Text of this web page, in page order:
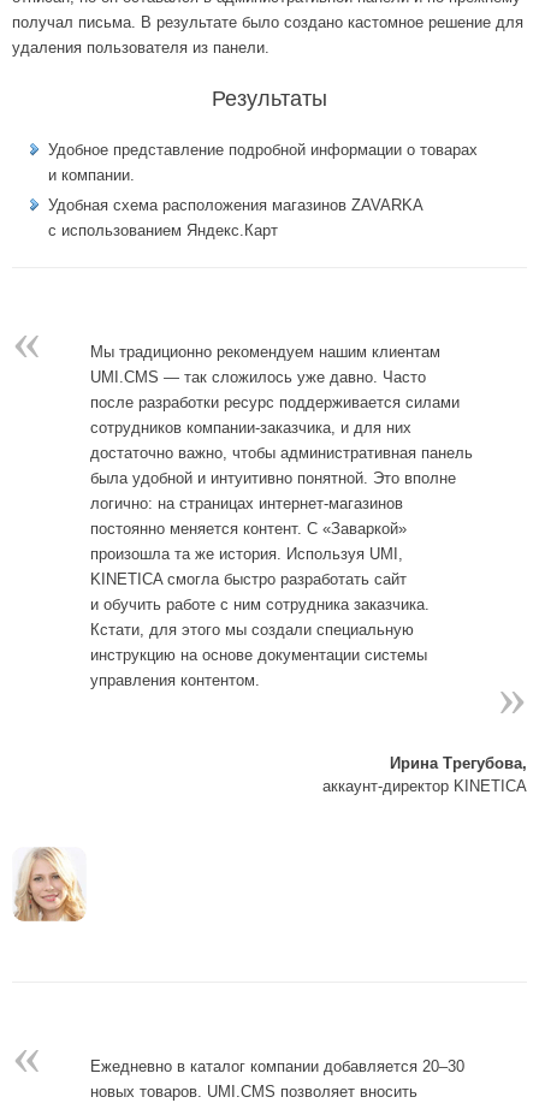
получал письма. В результате было создано кастомное решение для
удаления пользователя из панели.
Результаты
Удобное представление подробной информации о товарах
и компании.
Удобная схема расположения магазинов ZAVARKA
с использованием Яндекс.Карт
«
Мы традиционно рекомендуем нашим клиентам
UMI.CMS — так сложилось уже давно. Часто
после разработки ресурс поддерживается силами
сотрудников компании-заказчика, и для них
достаточно важно, чтобы административная панель
была удобной и интуитивно понятной. Это вполне
логично: на страницах интернет-магазинов
постоянно меняется контент. С «Заваркой»
произошла та же история. Используя UMI,
KINETICA смогла быстро разработать сайт
и обучить работе с ним сотрудника заказчика.
Кстати, для этого мы создали специальную
инструкцию на основе документации системы
управления контентом.
»
Ирина Трегубова,
аккаунт-директор KINETICA
«
Ежедневно в каталог компании добавляется 20–30
новых товаров. UMI.CMS позволяет вносить